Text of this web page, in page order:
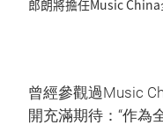
郎朗將擔任Music
曾經參觀過Music
開充滿期待：“作為